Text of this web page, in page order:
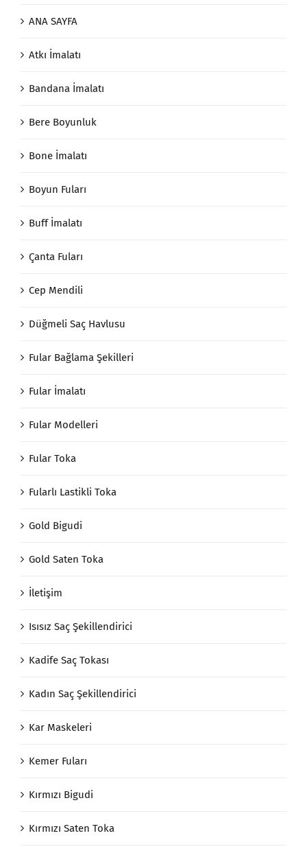
ANA SAYFA
Atkı İmalatı
Bandana İmalatı
Bere Boyunluk
Bone İmalatı
Boyun Fuları
Buff İmalatı
Çanta Fuları
Cep Mendili
Düğmeli Saç Havlusu
Fular Bağlama Şekilleri
Fular İmalatı
Fular Modelleri
Fular Toka
Fularlı Lastikli Toka
Gold Bigudi
Gold Saten Toka
İletişim
Isısız Saç Şekillendirici
Kadife Saç Tokası
Kadın Saç Şekillendirici
Kar Maskeleri
Kemer Fuları
Kırmızı Bigudi
Kırmızı Saten Toka